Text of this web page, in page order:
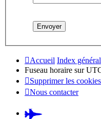
Accueil Index général
Fuseau horaire sur
Supprimer les cookies
Nous contacter
Pardus.at